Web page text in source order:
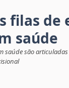
filas de
saúde
saúde são